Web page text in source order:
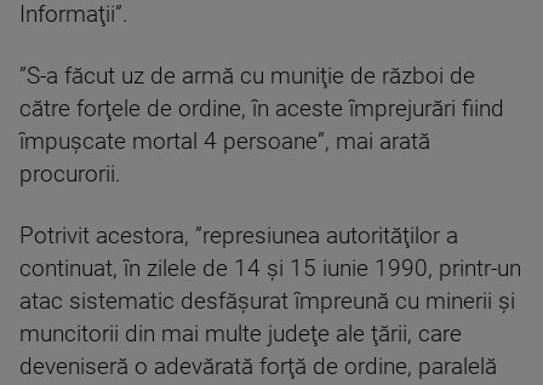
Informaţii”.
”S-a făcut uz de armă cu muniţie de război de
către forţele de ordine, în aceste împrejurări fiind
împuşcate mortal 4 persoane”, mai arată
procurorii.
Potrivit acestora, ”represiunea autorităţilor a
continuat, în zilele de 14 şi 15 iunie 1990, printr-un
atac sistematic desfăşurat împreună cu minerii şi
muncitorii din mai multe judeţe ale ţării, care
deveniseră o adevărată forţă de ordine, paralelă